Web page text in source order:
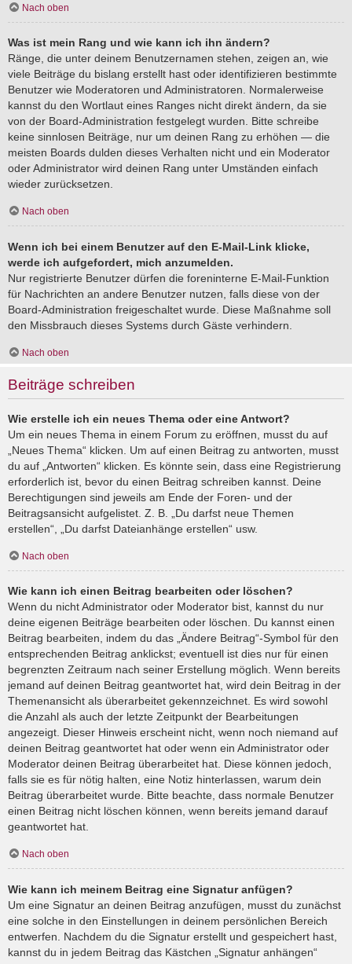
Nach oben
Was ist mein Rang und wie kann ich ihn ändern?
Ränge, die unter deinem Benutzernamen stehen, zeigen an, wie
viele Beiträge du bislang erstellt hast oder identifizieren bestimmte
Benutzer wie Moderatoren und Administratoren. Normalerweise
kannst du den Wortlaut eines Ranges nicht direkt ändern, da sie
von der Board-Administration festgelegt wurden. Bitte schreibe
keine sinnlosen Beiträge, nur um deinen Rang zu erhöhen — die
meisten Boards dulden dieses Verhalten nicht und ein Moderator
oder Administrator wird deinen Rang unter Umständen einfach
wieder zurücksetzen.
Nach oben
Wenn ich bei einem Benutzer auf den E-Mail-Link klicke,
werde ich aufgefordert, mich anzumelden.
Nur registrierte Benutzer dürfen die foreninterne E-Mail-Funktion
für Nachrichten an andere Benutzer nutzen, falls diese von der
Board-Administration freigeschaltet wurde. Diese Maßnahme soll
den Missbrauch dieses Systems durch Gäste verhindern.
Nach oben
Beiträge schreiben
Wie erstelle ich ein neues Thema oder eine Antwort?
Um ein neues Thema in einem Forum zu eröffnen, musst du auf
„Neues Thema“ klicken. Um auf einen Beitrag zu antworten, musst
du auf „Antworten“ klicken. Es könnte sein, dass eine Registrierung
erforderlich ist, bevor du einen Beitrag schreiben kannst. Deine
Berechtigungen sind jeweils am Ende der Foren- und der
Beitragsansicht aufgelistet. Z. B. „Du darfst neue Themen
erstellen“, „Du darfst Dateianhänge erstellen“ usw.
Nach oben
Wie kann ich einen Beitrag bearbeiten oder löschen?
Wenn du nicht Administrator oder Moderator bist, kannst du nur
deine eigenen Beiträge bearbeiten oder löschen. Du kannst einen
Beitrag bearbeiten, indem du das „Ändere Beitrag“-Symbol für den
entsprechenden Beitrag anklickst; eventuell ist dies nur für einen
begrenzten Zeitraum nach seiner Erstellung möglich. Wenn bereits
jemand auf deinen Beitrag geantwortet hat, wird dein Beitrag in der
Themenansicht als überarbeitet gekennzeichnet. Es wird sowohl
die Anzahl als auch der letzte Zeitpunkt der Bearbeitungen
angezeigt. Dieser Hinweis erscheint nicht, wenn noch niemand auf
deinen Beitrag geantwortet hat oder wenn ein Administrator oder
Moderator deinen Beitrag überarbeitet hat. Diese können jedoch,
falls sie es für nötig halten, eine Notiz hinterlassen, warum dein
Beitrag überarbeitet wurde. Bitte beachte, dass normale Benutzer
einen Beitrag nicht löschen können, wenn bereits jemand darauf
geantwortet hat.
Nach oben
Wie kann ich meinem Beitrag eine Signatur anfügen?
Um eine Signatur an deinen Beitrag anzufügen, musst du zunächst
eine solche in den Einstellungen in deinem persönlichen Bereich
entwerfen. Nachdem du die Signatur erstellt und gespeichert hast,
kannst du in jedem Beitrag das Kästchen „Signatur anhängen“